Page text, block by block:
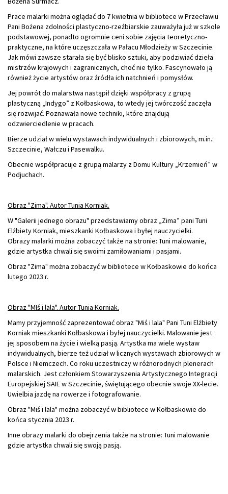
Prace malarki można oglądać do 7 kwietnia w bibliotece w Przecławiu
Pani Bożena zdolności plastyczno-rzeźbiarskie zauważyła już w szkole
podstawowej, ponadto ogromnie ceni sobie zajęcia teoretyczno-
praktyczne, na które uczęszczała w Pałacu Młodzieży w Szczecinie.
Jak mówi zawsze starała się być blisko sztuki, aby podziwiać dzieła
mistrzów krajowych i zagranicznych, choć nie tylko. Fascynowało ją
również życie artystów oraz źródła ich natchnień i pomysłów.
Jej powrót do malarstwa nastąpił dzięki współpracy z grupą
plastyczną „Indygo” z Kołbaskowa, to wtedy jej twórczość zaczęła
się rozwijać. Poznawała nowe techniki, które znajdują
odzwierciedlenie w pracach.
Bierze udział w wielu wystawach indywidualnych i zbiorowych, m.in.:
Szczecinie, Wałczu i Pasewalku.
Obecnie współpracuje z grupą malarzy z Domu Kultury „Krzemień” w
Podjuchach.
Obraz "Zima". Autor Tunia Korniak.
W "Galerii jednego obrazu" przedstawiamy obraz „Zima” pani Tuni
Elżbiety Korniak, mieszkanki Kołbaskowa i byłej nauczycielki.
Obrazy malarki można zobaczyć także na stronie: Tuni malowanie,
gdzie artystka chwali się swoimi zamiłowaniami i pasjami.
Obraz "Zima" można zobaczyć w bibliotece w Kołbaskowie do końca
lutego 2023 r.
Obraz "MIś i lala". Autor Tunia Korniak.
Mamy przyjemność zaprezentować obraz "Miś i lala" Pani Tuni Elżbiety
Korniak mieszkanki Kołbaskowa i byłej nauczycielki. Malowanie jest
jej sposobem na życie i wielką pasją. Artystka ma wiele wystaw
indywidualnych, bierze też udział w licznych wystawach zbiorowych w
Polsce i Niemczech. Co roku uczestniczy w różnorodnych plenerach
malarskich. Jest członkiem Stowarzyszenia Artystycznego Integracji
Europejskiej SAIE w Szczecinie, świętującego obecnie swoje XX-lecie.
Uwielbia jazdę na rowerze i fotografowanie.
Obraz "Miś i lala" można zobaczyć w bibliotece w Kołbaskowie do
końca stycznia 2023 r.
Inne obrazy malarki do obejrzenia także na stronie: Tuni malowanie
gdzie artystka chwali się swoją pasją.